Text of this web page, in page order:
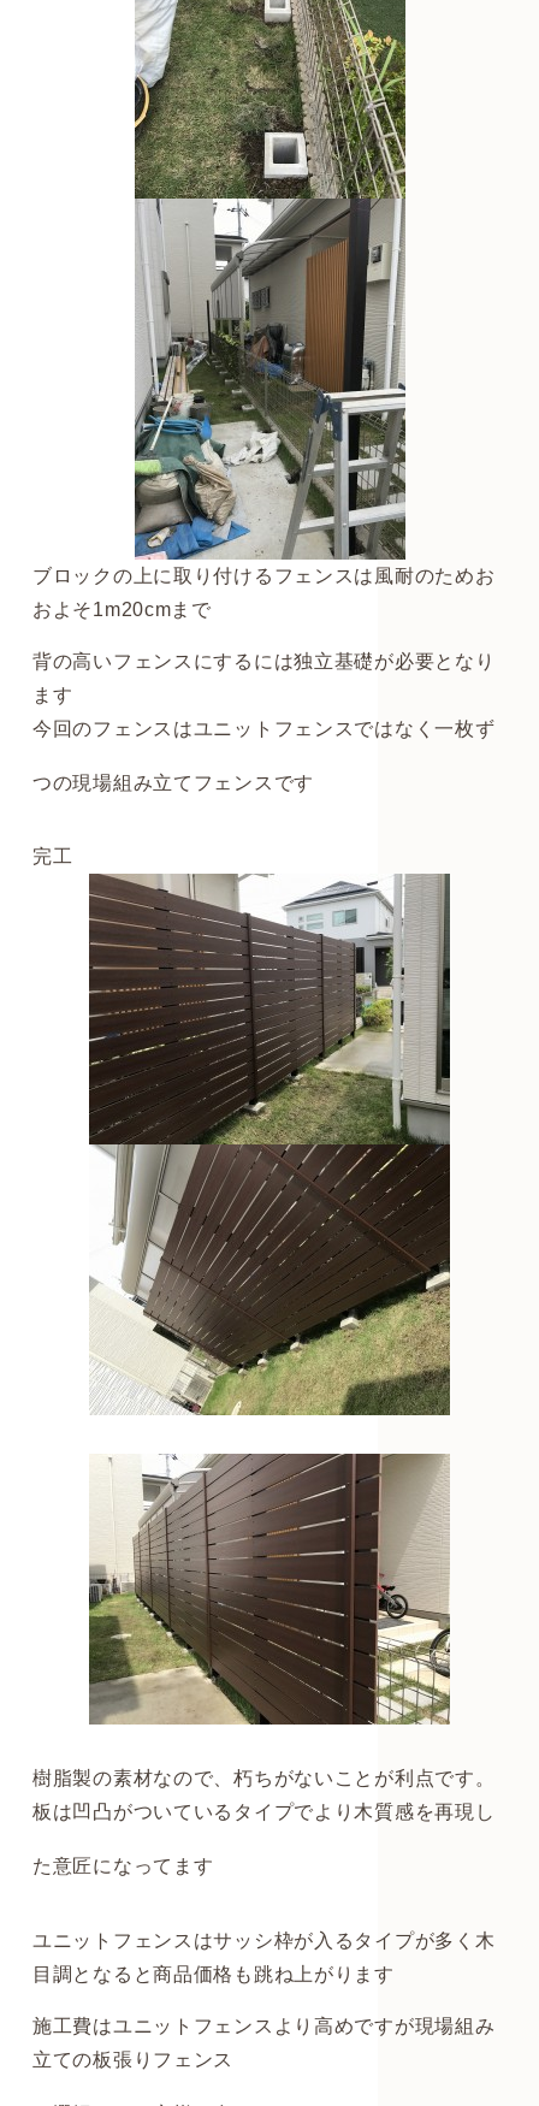
ブロックの上に取り付けるフェンスは風耐のためお
およそ1m20cmまで
背の高いフェンスにするには独立基礎が必要となり
ます
今回のフェンスはユニットフェンスではなく一枚ず
つの現場組み立てフェンスです
完工
樹脂製の素材なので、朽ちがないことが利点です。
板は凹凸がついているタイプでより木質感を再現し
た意匠になってます
ユニットフェンスはサッシ枠が入るタイプが多く木
目調となると商品価格も跳ね上がります
施工費はユニットフェンスより高めですが現場組み
立ての板張りフェンス